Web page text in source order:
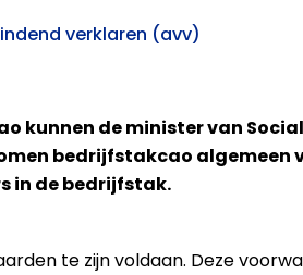
verklaren (avv)
de minister van
bedrijfstakcao algemeen
in de bedrijfstak.
te zijn voldaan. Deze